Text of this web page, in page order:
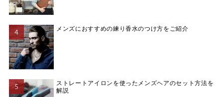
メンズにおすすめの練り香水のつけ方をご紹介
ストレートアイロンを使ったメンズヘアのセット方法を
解説